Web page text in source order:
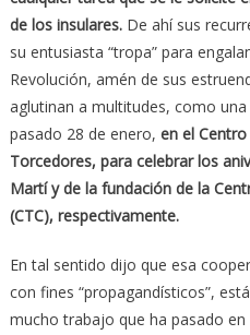
de los insulares.De ahí sus
su entusiasta “tropa” para
Revolución, amén de sus
aglutinan a multitudes, como
pasado 28 de enero, en el
Torcedores, para celebrar los
Martí y de la fundación de la
(CTC), respectivamente.
En tal sentido dijo que esa
con fines “propagandísticos”,
mucho trabajo que ha pasado